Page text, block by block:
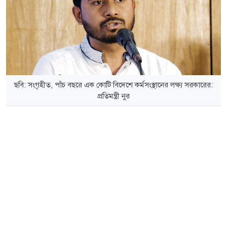
ছবি: সংগৃহীত, পাঁচ বছরে এক কোটি বিদেশে কর্মসংস্থানের লক্ষ্য সরকারের:
প্রতিমন্ত্রী নুর